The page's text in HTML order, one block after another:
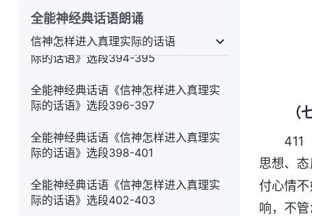
全能神经典话语朗诵
信神怎样进入真理实际的话语
的话语 信神怎样进入真理实际的话语
际的话语》选段393
全能神经典话语《信神怎样进入真理实
际的话语》选段394-395
全能神经典话语《信神怎样进入真理实
际的话语》选段396-397
全能神经典话语《信神怎样进入真理实
际的话语》选段398-401
全能神经典话语《信神怎样进入真理实
际的话语》选段402-403
（
411
思想、
付心情
响，不